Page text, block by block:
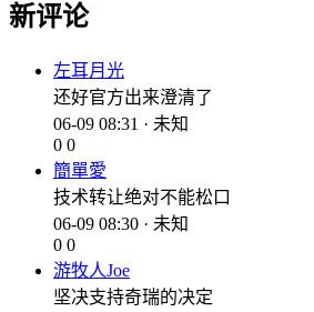
新评论
左耳月光
还好官方出来澄清了
06-09 08:31 · 未知
0 0
簡單愛
技术转让绝对不能松口
06-09 08:30 · 未知
0 0
游牧人Joe
坚决支持奇瑞的决定